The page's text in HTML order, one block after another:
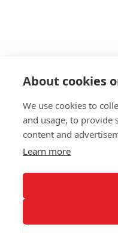
About cookies
We use cookies to
and usage, to provide
content and
Learn more